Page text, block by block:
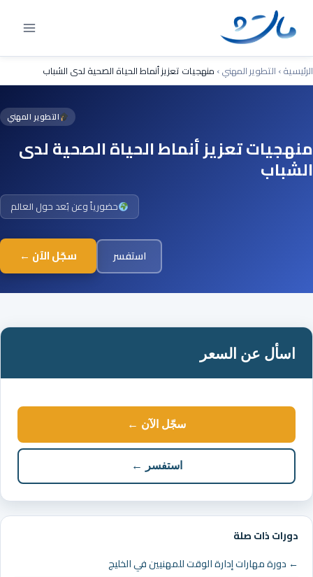
content
الرئيسية› التطوير المهني› منهجيات تعزيز أنماط الحياة الصحية لدى الشباب
التطوير المهني
منهجيات تعزيز أنماط الحياة الصحية لدى
الشباب
حضورياً وعن بُعد حول العالم
سجّل الآن ← استفسر
اسأل عن السعر
سجّل الآن ←
استفسر ←
دورات ذات صلة
← دورة مهارات إدارة الوقت للمهنيين في الخليج